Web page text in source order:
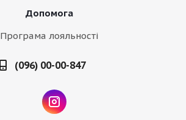
Допомога
Програма лояльності
(096) 00-00-847